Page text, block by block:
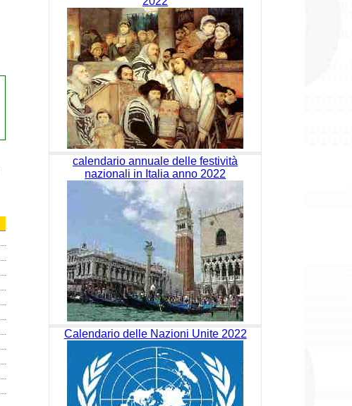
calendario annuale delle festività
nazionali in Italia anno 2022
Calendario delle Nazioni Unite 2022